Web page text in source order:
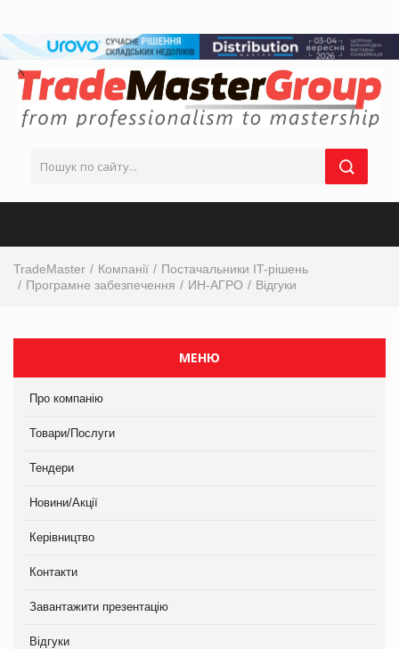
TradeMaster Компанії
Постачальники IT-рішень
Програмне забезпечення
ИН-АГРО Відгуки
МЕНЮ
Про компанію
Товари/Послуги
Тендери
Новини/Акції
Керівництво
Контакти
Завантажити презентацію
Відгуки